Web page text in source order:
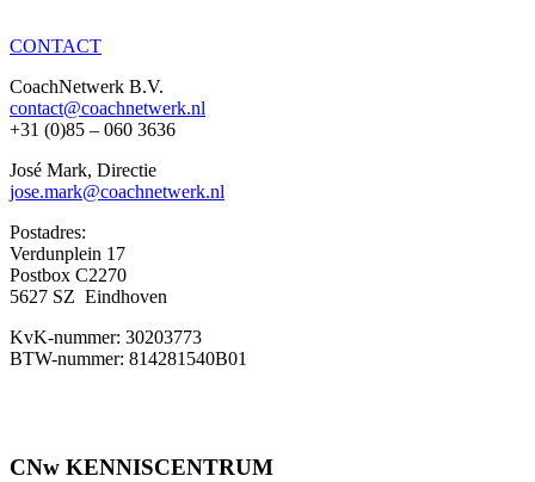
CONTACT
CoachNetwerk B.V.
contact@coachnetwerk.nl
+31 (0)85 – 060 3636
José Mark, Directie
jose.mark@coachnetwerk.nl
Postadres:
Verdunplein 17
Postbox C2270
5627 SZ Eindhoven
KvK-nummer: 30203773
BTW-nummer: 814281540B01
CNw KENNISCENTRUM